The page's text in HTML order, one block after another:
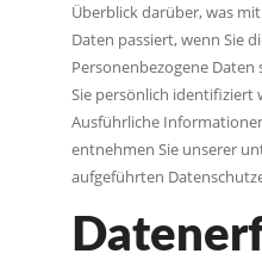
Überblick darüber, was
Daten passiert, wenn Sie
Personenbezogene
Sie persönlich identifiziert
Ausführliche
entnehmen Sie unserer
aufgeführten